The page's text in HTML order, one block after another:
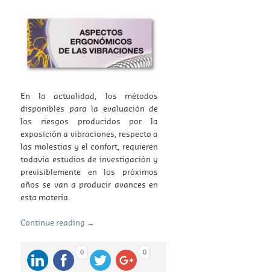
En la actualidad, los métodos
disponibles para la evaluación de
los riesgos producidos por la
exposición a vibraciones, respecto a
las molestias y el confort, requieren
todavía estudios de investigación y
previsiblemente en los próximos
años se van a producir avances en
esta materia.
Continue reading →
0 0